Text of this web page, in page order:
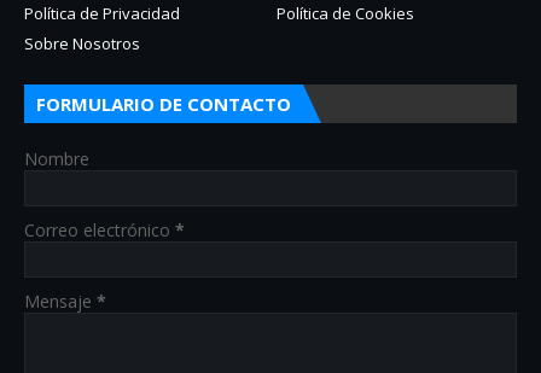
Política de Privacidad
Política de Cookies
Sobre Nosotros
FORMULARIO DE CONTACTO
Nombre
Correo electrónico *
Mensaje *